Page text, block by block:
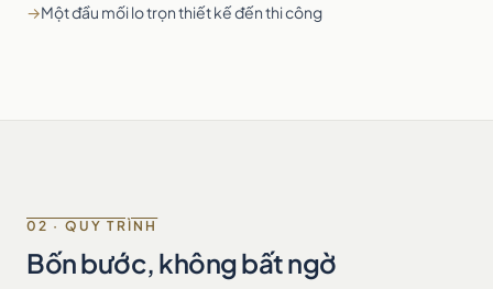
→Một đầu mối lo trọn thiết kế đến thi công
02 · QUY TRÌNH
Bốn bước, không bất ngờ